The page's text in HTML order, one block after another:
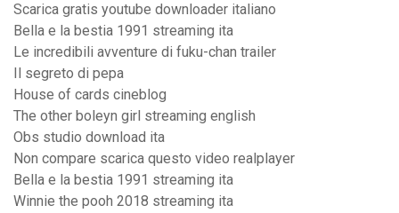
Scarica gratis youtube downloader italiano
Bella e la bestia 1991 streaming ita
Le incredibili avventure di fuku-chan trailer
Il segreto di pepa
House of cards cineblog
The other boleyn girl streaming english
Obs studio download ita
Non compare scarica questo video realplayer
Bella e la bestia 1991 streaming ita
Winnie the pooh 2018 streaming ita